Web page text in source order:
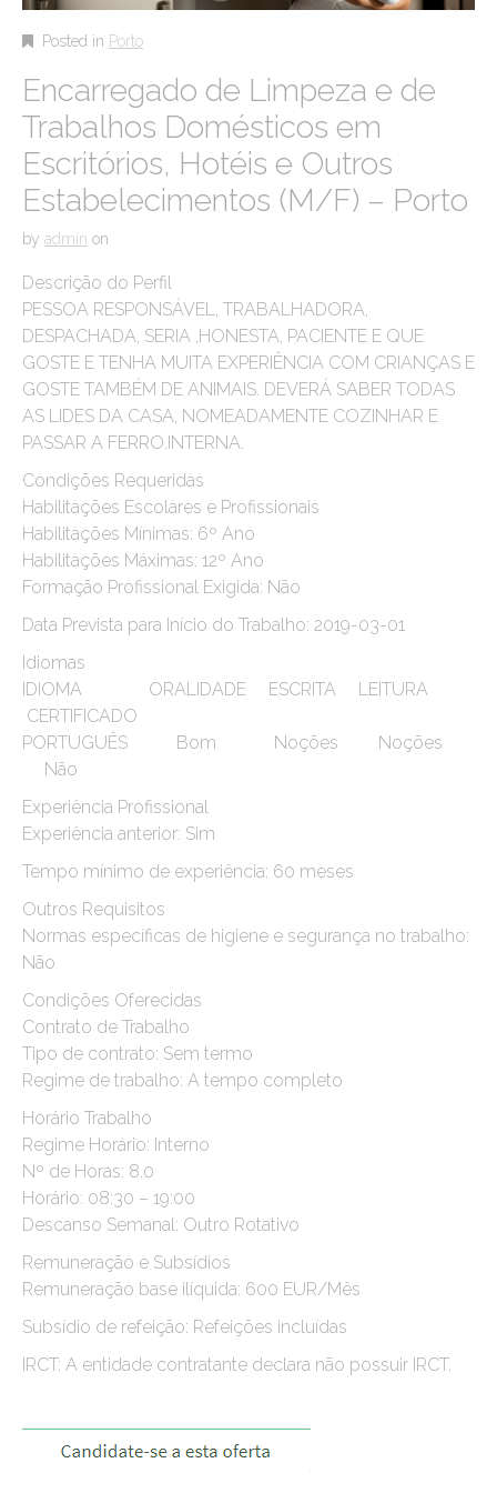
Posted in Porto
Encarregado de Limpeza e de
Trabalhos Domésticos em
Escritórios, Hotéis e Outros
Estabelecimentos (M/F) – Porto
by admin on
Descrição do Perfil
PESSOA RESPONSÁVEL, TRABALHADORA,
DESPACHADA, SERIA ,HONESTA, PACIENTE E QUE
GOSTE E TENHA MUITA EXPERIÊNCIA COM CRIANÇAS E
GOSTE TAMBÉM DE ANIMAIS. DEVERÁ SABER TODAS
AS LIDES DA CASA, NOMEADAMENTE COZINHAR E
PASSAR A FERRO.INTERNA.
Condições Requeridas
Habilitações Escolares e Profissionais
Habilitações Mínimas: 6º Ano
Habilitações Máximas: 12º Ano
Formação Profissional Exigida: Não
Data Prevista para Início do Trabalho: 2019-03-01
Idiomas
IDIOMA ORALIDADE ESCRITA LEITURA
CERTIFICADO
PORTUGUÊS Bom Noções Noções
Não
Experiência Profissional
Experiência anterior: Sim
Tempo mínimo de experiência: 60 meses
Outros Requisitos
Normas específicas de higiene e segurança no trabalho:
Não
Condições Oferecidas
Contrato de Trabalho
Tipo de contrato: Sem termo
Regime de trabalho: A tempo completo
Horário Trabalho
Regime Horário: Interno
Nº de Horas: 8.0
Horário: 08:30 – 19:00
Descanso Semanal: Outro Rotativo
Remuneração e Subsídios
Remuneração base ilíquida: 600 EUR/Mês
Subsídio de refeição: Refeições incluídas
IRCT: A entidade contratante declara não possuir IRCT.